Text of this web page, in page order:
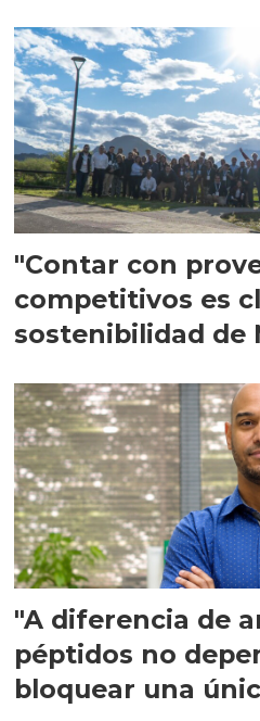
"Contar con
competitivos es
sostenibilidad de
"A diferencia de
péptidos no
bloquear una